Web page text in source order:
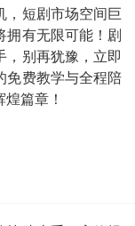
，短剧市场空间巨
拥有无限可能！剧
，别再犹豫，立即
免费教学与全程陪
篇章！